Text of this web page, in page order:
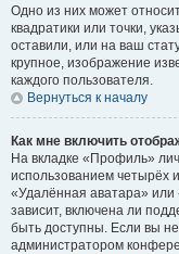
Одно из них может
квадратики или точки,
оставили, или на ваш
крупное, изображение
каждого пользователя.
Вернуться к началу
Как мне включить
На вкладке «Профиль»
использованием четырёх
«Удалённая аватара»
зависит, включена ли
быть доступны. Если вы
администратором